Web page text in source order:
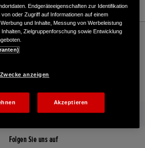
- Industrial – Honda - HONDA Deutschland
of Dreams
Folgen Sie uns auf
Endgeräteeigenschaften zur Identifikation
oder Zugriff auf Informationen auf einem
und Inhalte, Messung von Werbeleistung
Zielgruppenforschung sowie Entwicklung
Zwecke anzeigen
Akzeptieren